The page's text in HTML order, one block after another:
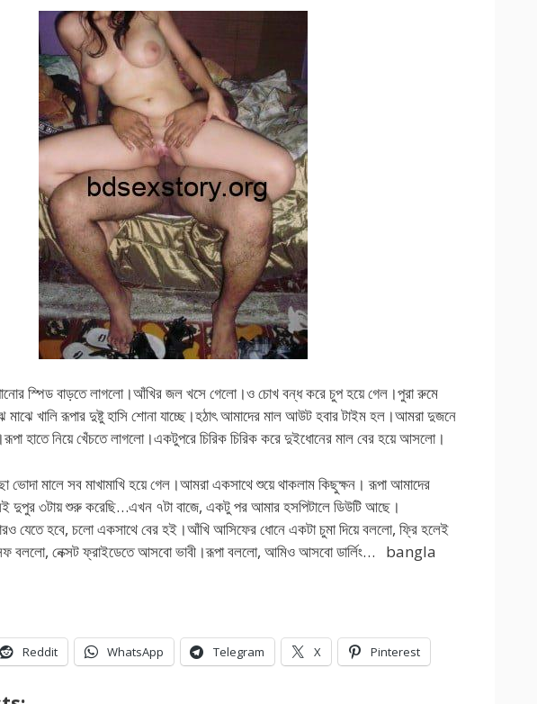
স্পিড বাড়তে লাগলো।আঁখির জল খসে গেলো।ও চোখ বন্ধ করে চুপ হয়ে গেল।পুরা রুমে
মাঝে খালি রূপার দুষ্টু হাসি শোনা যাচ্ছে।হঠাৎ আমাদের মাল আউট হবার টাইম হল।আমরা দুজনে
হাতে নিয়ে খেঁচতে লাগলো।একটুপরে চিরিক চিরিক করে দুইধোনের মাল বের হয়ে আসলো।
ভোদা মালে সব মাখামাখি হয়ে গেল।আমরা একসাথে শুয়ে থাকলাম কিছুক্ষন। রূপা আমাদের
দুপুর ৩টায় শুরু করেছি…এখন ৭টা বাজে, একটু পর আমার হসপিটালে ডিউটি আছে।
যেতে হবে, চলো একসাথে বের হই।আঁখি আসিফের ধোনে একটা চুমা দিয়ে বললো, ফ্রি হলেই
বললো, নেক্সট ফ্রাইডেতে আসবো ভাবী।রূপা বললো, আমিও আসবো ডার্লিং… bangla
Reddit WhatsApp Telegram X Pinterest